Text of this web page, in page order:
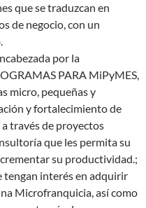
que se traduzcan en
de negocio, con un
por la
PARA MiPyMES,
micro, pequeñas y
y fortalecimiento de
través de proyectos
que les permita su
su productividad.;
tengan interés en adquirir
Microfranquicia, así como